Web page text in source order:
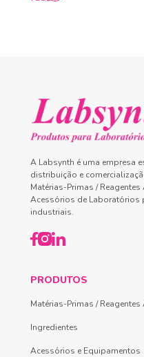
A Labsynth é uma empresa
distribuição e
Matérias-Primas /
Acessórios de Laboratórios
industriais.
PRODUTOS
Matérias-Primas /
Ingredientes
Acessórios e Equipamentos